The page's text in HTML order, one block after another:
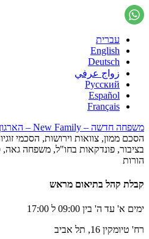
עברית
English
Deutsch
زواج عرفي
Русский
Español
Français
משפחה חדשה – New Family – הארגון לקידום זכויות המשפחה
הסכם ממון, צוואות וירושות, הסכמי
בציבור, פונדקאות בחו"ל, משפחה גאה,
הורות
קבלת קהל בתיאום מראש
ימים א' עד ה' בין 09:00 ל 17:00
רח' טיומקין 16, תל אביב